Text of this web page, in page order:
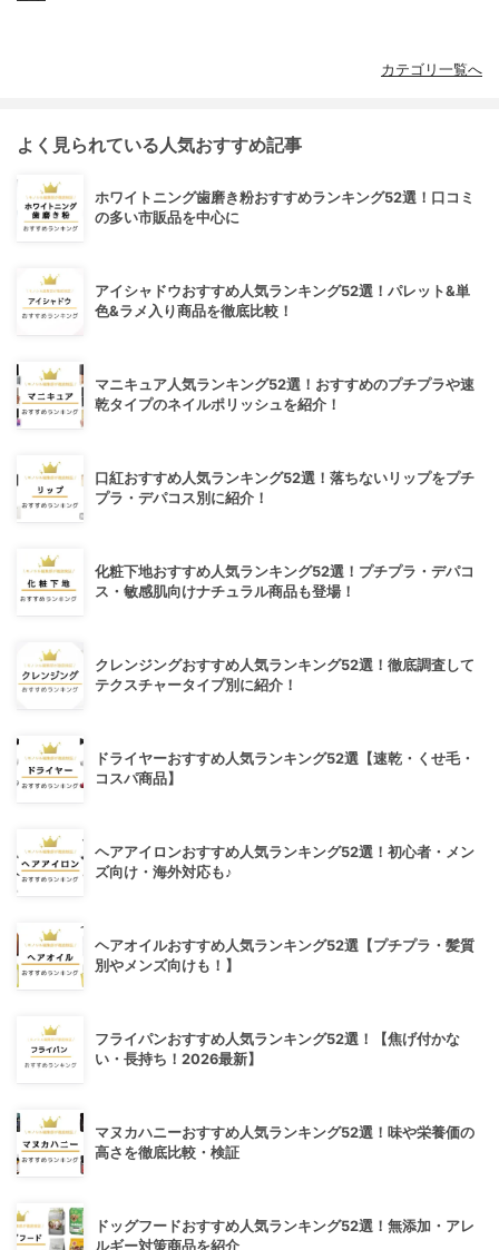
カテゴリ一覧へ
よく見られている人気おすすめ記事
ホワイトニング歯磨き粉おすすめランキング52選！口コミ
の多い市販品を中心に
アイシャドウおすすめ人気ランキング52選！パレット&単
色&ラメ入り商品を徹底比較！
マニキュア人気ランキング52選！おすすめのプチプラや速
乾タイプのネイルポリッシュを紹介！
口紅おすすめ人気ランキング52選！落ちないリップをプチ
プラ・デパコス別に紹介！
化粧下地おすすめ人気ランキング52選！プチプラ・デパコ
ス・敏感肌向けナチュラル商品も登場！
クレンジングおすすめ人気ランキング52選！徹底調査して
テクスチャータイプ別に紹介！
ドライヤーおすすめ人気ランキング52選【速乾・くせ毛・
コスパ商品】
ヘアアイロンおすすめ人気ランキング52選！初心者・メン
ズ向け・海外対応も♪
ヘアオイルおすすめ人気ランキング52選【プチプラ・髪質
別やメンズ向けも！】
フライパンおすすめ人気ランキング52選！【焦げ付かな
い・長持ち！2026最新】
マヌカハニーおすすめ人気ランキング52選！味や栄養価の
高さを徹底比較・検証
ドッグフードおすすめ人気ランキング52選！無添加・アレ
ルギー対策商品を紹介